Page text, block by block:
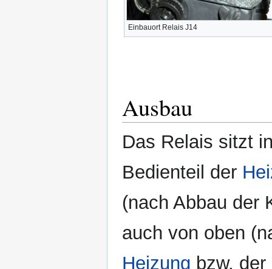
Einbauort Relais J14
Ausbau
Das Relais sitzt
Bedienteil der
(nach Abbau der
auch von oben
Heizung bzw.